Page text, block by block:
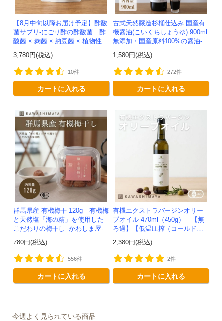
【8月中旬以降お届け予定】酢酸
菌サプリ-にごり酢の酢酸菌｜酢
酸菌 × 麹菌 × 納豆菌 × 植物性乳
酸菌20兆個を一粒に凝縮-かわし
ま屋-【送料無料】*メ...
3,780円(税込)
10件
カートに入れる
古式天然醸造杉桶仕込み 国産有
機醤油(こいくちしょうゆ) 900ml
無添加・国産原料100%の醤油-か
わしま屋-
1,580円(税込)
272件
カートに入れる
群馬県産 有機梅干 120g｜有機梅
と天然塩「海の精」を使用した
こだわりの梅干し -かわしま屋-
780円(税込)
556件
カートに入れる
有機エクストラバージンオリー
ブオイル 470ml（450g）｜【無
ろ過】【低温圧搾（コールドプ
レス）製法】イタリア産-かわし
ま屋-
2,380円(税込)
2件
カートに入れる
今週よく見られている商品